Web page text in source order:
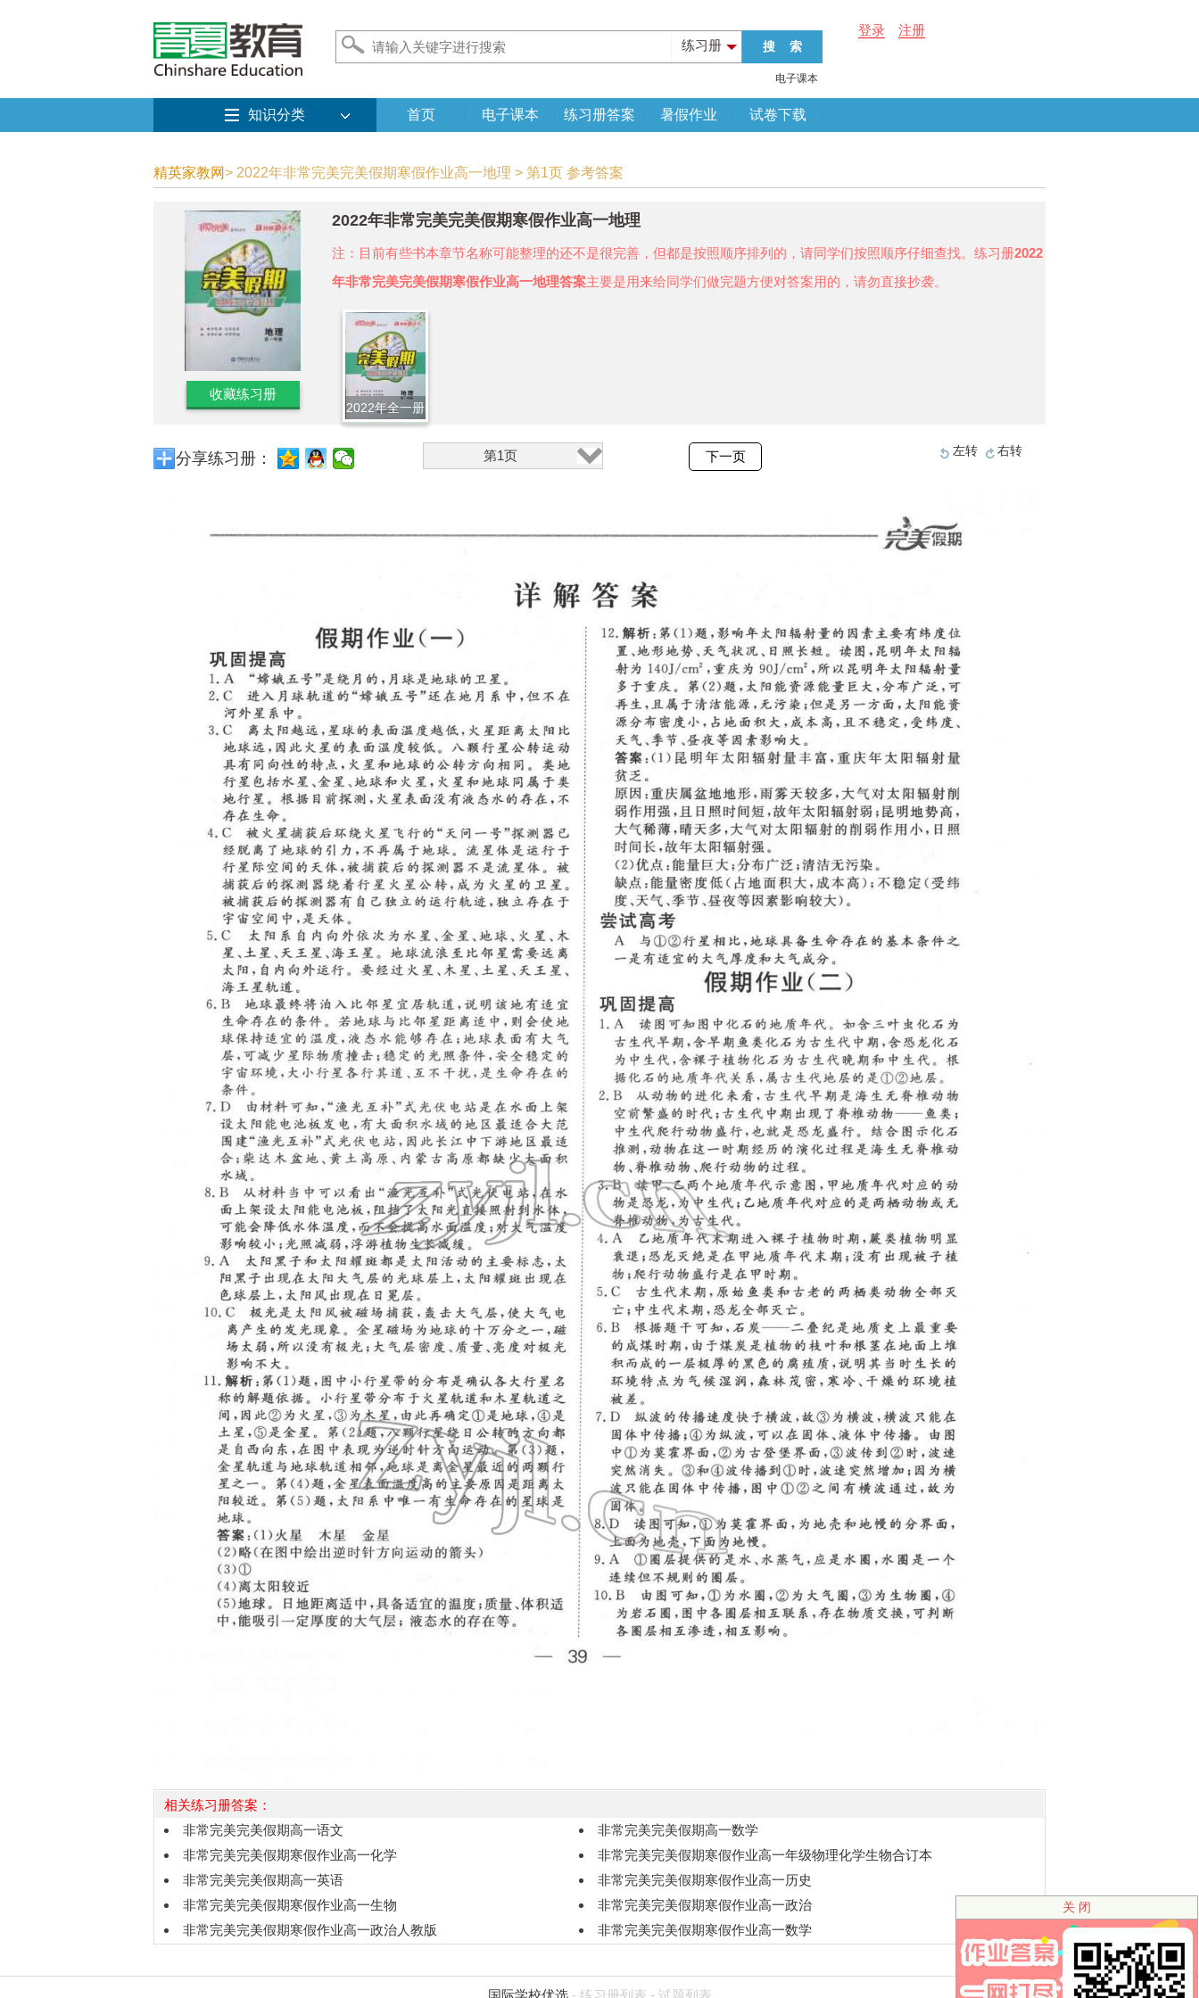
练习册
电子课本
登录 注册
知识分类 首页 电子课本 练习册答案 暑假作业 试卷下载
精英家教网> 2022年非常完美完美假期寒假作业高一地理 > 第1页 参考答案
收藏练习册
2022年非常完美完美假期寒假作业高一地理
注：目前有些书本章节名称可能整理的还不是很完善，但都是按照顺序排列的，请同学们按照顺序仔细查找。练习册2022
年非常完美完美假期寒假作业高一地理答案主要是用来给同学们做完题方便对答案用的，请勿直接抄袭。
2022年全一册
分享练习册： 第1页 下一页 左转 右转
相关练习册答案：
非常完美完美假期高一语文
非常完美完美假期高一数学
非常完美完美假期寒假作业高一化学
非常完美完美假期寒假作业高一年级物理化学生物合订本
非常完美完美假期高一英语
非常完美完美假期寒假作业高一历史
非常完美完美假期寒假作业高一生物
非常完美完美假期寒假作业高一政治
非常完美完美假期寒假作业高一政治人教版
非常完美完美假期寒假作业高一数学
国际学校优选- 练习册列表 - 试题列表
关 闭